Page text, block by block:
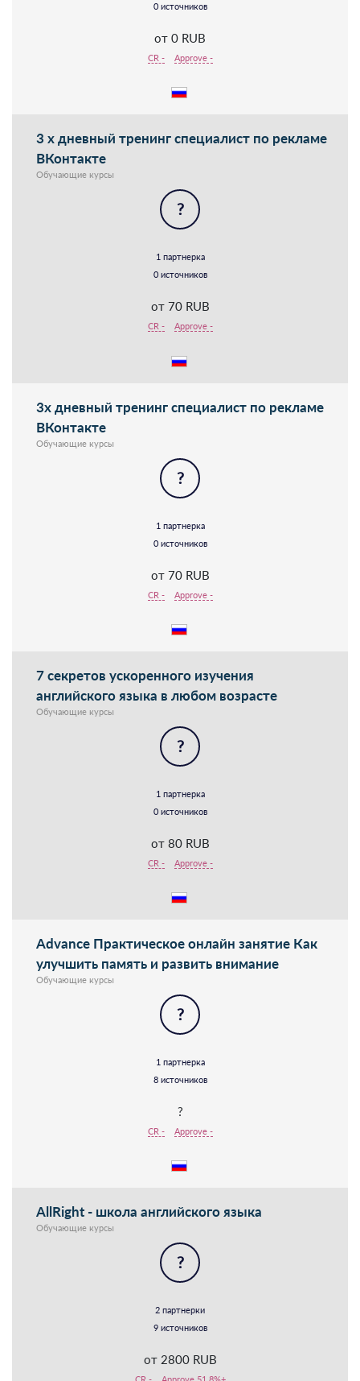
0 источников
от 0 RUB
CR - Approve -
3 х дневный тренинг специалист по рекламе
ВКонтакте
Обучающие курсы
?
1 партнерка
0 источников
от 70 RUB
CR - Approve -
3х дневный тренинг специалист по рекламе
ВКонтакте
Обучающие курсы
?
1 партнерка
0 источников
от 70 RUB
CR - Approve -
7 секретов ускоренного изучения
английского языка в любом возрасте
Обучающие курсы
?
1 партнерка
0 источников
от 80 RUB
CR - Approve -
Advance Практическое онлайн занятие Как
улучшить память и развить внимание
Обучающие курсы
?
1 партнерка
8 источников
?
CR - Approve -
AllRight - школа английского языка
Обучающие курсы
?
2 партнерки
9 источников
от 2800 RUB